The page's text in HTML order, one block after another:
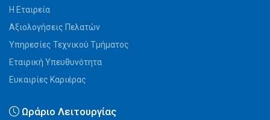
Η Εταιρεία
Αξιολογήσεις Πελατών
Υπηρεσίες Τεχνικού Τμήματος
Εταιρική Υπευθυνότητα
Ευκαιρίες Καριέρας
Ωράριο Λειτουργίας